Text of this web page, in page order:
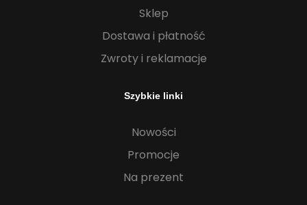
Sklep
Dostawa i płatność
Zwroty i reklamacje
Szybkie linki
Nowości
Promocje
Na prezent